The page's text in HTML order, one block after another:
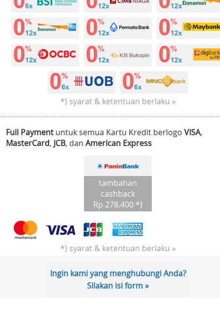
*) syarat & ketentuan berlaku »
Full Payment untuk semua Kartu Kredit berlogo VISA,
MasterCard, JCB, dan American Express
tambahan
cashback
Rp 278.400 *)
*) syarat & ketentuan berlaku »
Ingin kami yang menghubungi Anda?
Silakan isi form »